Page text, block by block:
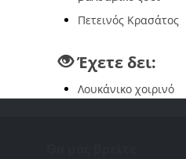
Πετεινός Κρασάτος
Έχετε δει:
Λουκάνικο χοιρινό